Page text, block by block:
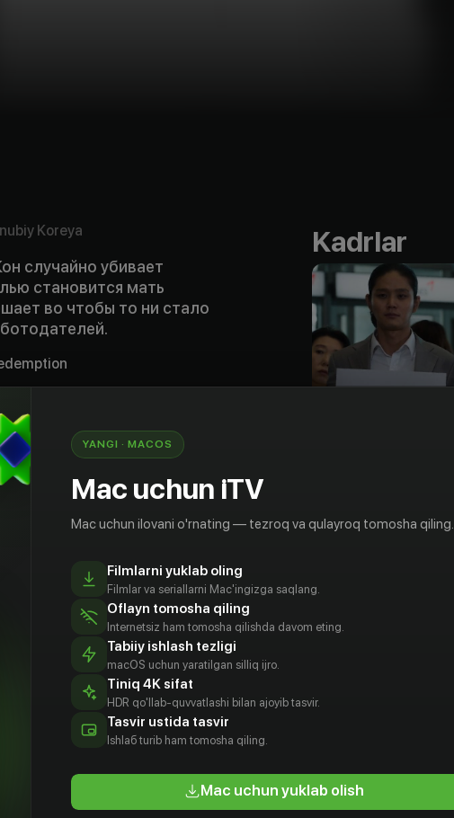
Koreya
случайно убивает
становится мать
во чтобы то ни стало
Kadrlar
Ким Джун-
сон
Ким Мин-хи
Aktyor
YANGI · MACOS
Mac uchun iTV
Mac uchun ilovani o'rnating — tezroq va qulayroq tomosha qiling.
Filmlarni yuklab oling
Filmlar va seriallarni Mac'ingizga saqlang.
Oflayn tomosha qiling
Internetsiz ham tomosha qilishda davom eting.
Tabiiy ishlash tezligi
macOS uchun yaratilgan silliq ijro.
Tiniq 4K sifat
HDR qo'llab-quvvatlashi bilan ajoyib tasvir.
Tasvir ustida tasvir
Ishlаб turib ham tomosha qiling.
Mac uchun yuklab olish